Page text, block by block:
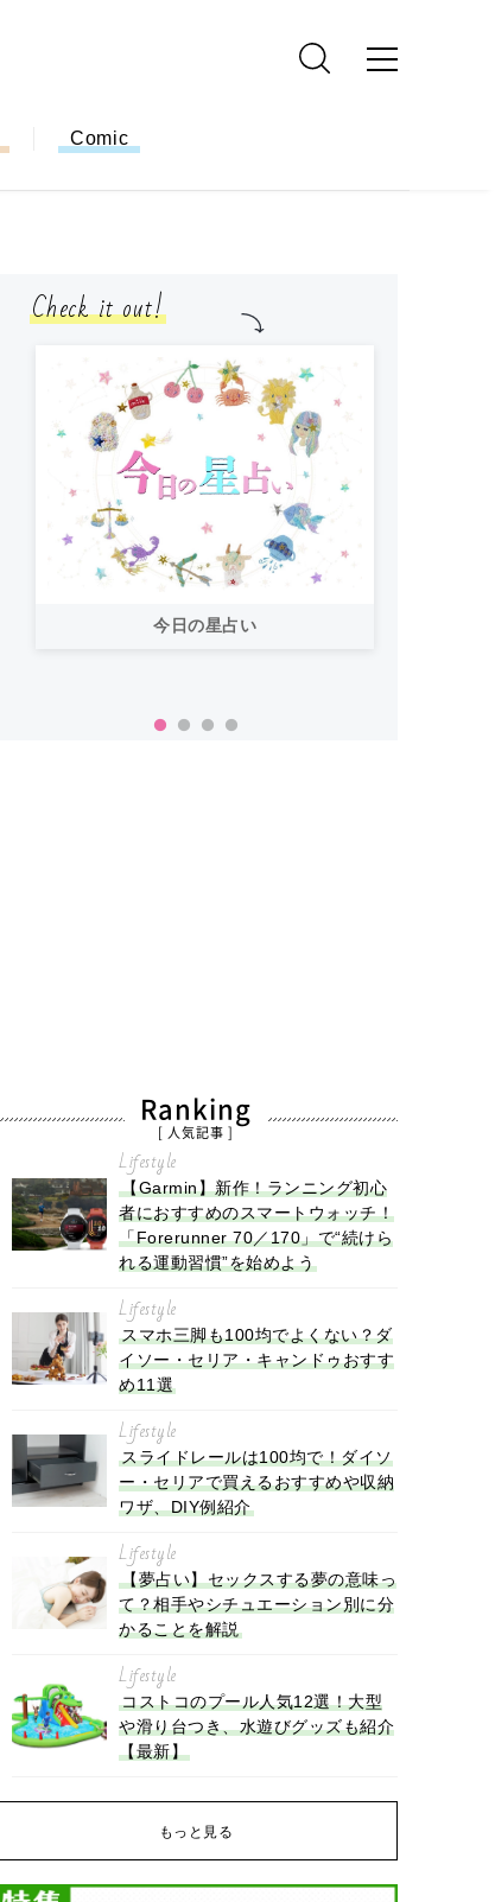
Comic
Check it out!
今日の星占い
Ranking
[ 人気記事 ]
Lifestyle
【Garmin】新作！ランニング初心
者におすすめのスマートウォッチ！
「Forerunner 70／170」で“続けら
れる運動習慣”を始めよう
Lifestyle
スマホ三脚も100均でよくない？ダ
イソー・セリア・キャンドゥおすす
め11選
Lifestyle
スライドレールは100均で！ダイソ
ー・セリアで買えるおすすめや収納
ワザ、DIY例紹介
Lifestyle
【夢占い】セックスする夢の意味っ
て？相手やシチュエーション別に分
かることを解説
Lifestyle
コストコのプール人気12選！大型
や滑り台つき、水遊びグッズも紹介
【最新】
もっと見る